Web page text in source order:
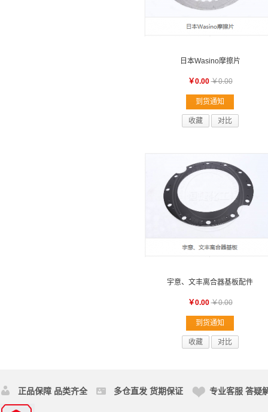
日本Wasino摩擦片
￥0.00 ￥0.00
到货通知
收藏 对比
宇意、文丰离合器基板配件
￥0.00 ￥0.00
到货通知
收藏 对比
正品保障 品类齐全 多仓直发 货期保证 专业客服 答疑